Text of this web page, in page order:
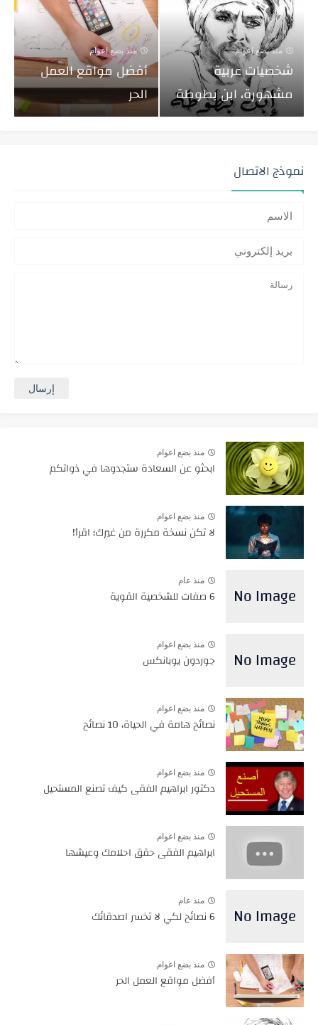
منذ بضع اعوام
شخصيات عربية
مشهورة، ابن بطوطة
منذ بضع اعوام
أفضل مواقع العمل
الحر
نموذج الاتصال
منذ بضع اعوام
ابحثو عن السعادة ستجدوها في ذواتكم
منذ بضع اعوام
لا تكن نسخة مكررة من غيرك؛ اقرأ!
منذ عام
6 صفات للشخصية القوية
منذ بضع اعوام
جوردون يوبانكس
منذ بضع اعوام
نصائح هامة في الحياة، 10 نصائح
منذ بضع اعوام
دكتور ابراهيم الفقى كيف تصنع المستحيل
منذ بضع اعوام
ابراهيم الفقى حقق احلامك وعيشها
منذ عام
6 نصائح لكي لا تخسر اصدقائك
منذ بضع اعوام
أفضل مواقع العمل الحر